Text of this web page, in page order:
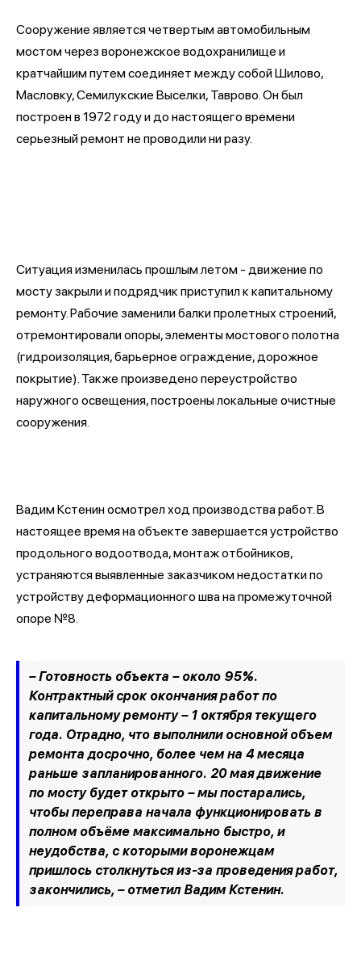
Сооружение является четвертым автомобильным
мостом через воронежское водохранилище и
кратчайшим путем соединяет между собой Шилово,
Масловку, Семилукские Выселки, Таврово. Он был
построен в 1972 году и до настоящего времени
серьезный ремонт не проводили ни разу.
Ситуация изменилась прошлым летом - движение по
мосту закрыли и подрядчик приступил к капитальному
ремонту. Рабочие заменили балки пролетных строений,
отремонтировали опоры, элементы мостового полотна
(гидроизоляция, барьерное ограждение, дорожное
покрытие). Также произведено переустройство
наружного освещения, построены локальные очистные
сооружения.
Вадим Кстенин осмотрел ход производства работ. В
настоящее время на объекте завершается устройство
продольного водоотвода, монтаж отбойников,
устраняются выявленные заказчиком недостатки по
устройству деформационного шва на промежуточной
опоре №8.
– Готовность объекта – около 95%.
Контрактный срок окончания работ по
капитальному ремонту – 1 октября текущего
года. Отрадно, что выполнили основной объем
ремонта досрочно, более чем на 4 месяца
раньше запланированного. 20 мая движение
по мосту будет открыто – мы постарались,
чтобы переправа начала функционировать в
полном объёме максимально быстро, и
неудобства, с которыми воронежцам
пришлось столкнуться из-за проведения работ,
закончились, – отметил Вадим Кстенин.